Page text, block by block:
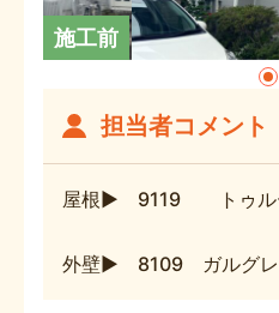
施工前
担当者コメント
屋根▶ 9119 トゥル
外壁▶ 8109 ガルグレ